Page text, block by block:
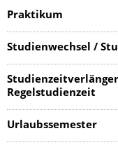
Praktikum
Studienwechsel /
Regelstudienzeit
Urlaubssemester